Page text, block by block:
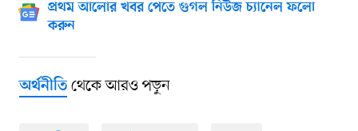
প্রথম আলোর খবর পেতে গুগল নিউজ চ্যানেল ফলো
করুন
অর্থনীতিথেকে আরও পড়ুন